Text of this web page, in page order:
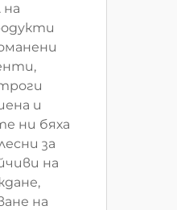
и
ни бяха
за
на
на